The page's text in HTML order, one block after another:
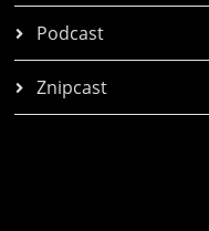
Podcast
Znipcast